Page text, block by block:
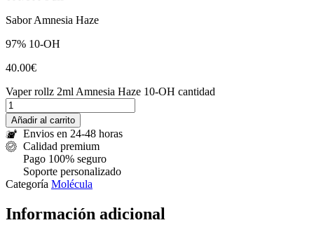
Sabor Amnesia Haze
97% 10-OH
40.00€
Vaper rollz 2ml Amnesia Haze 10-OH cantidad
Añadir al carrito
Envios en 24-48 horas
Calidad premium
Pago 100% seguro
Soporte personalizado
Categoría Molécula
Información adicional